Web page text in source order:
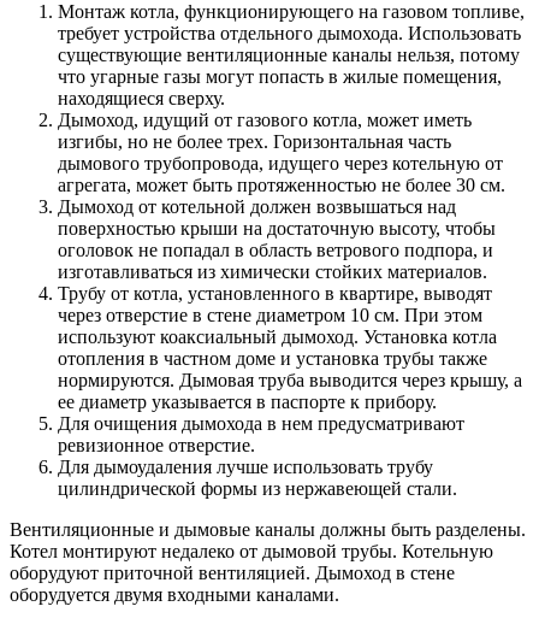
Монтаж котла, функционирующего на газовом топливе,
требует устройства отдельного дымохода. Использовать
существующие вентиляционные каналы нельзя, потому
что угарные газы могут попасть в жилые помещения,
находящиеся сверху.
Дымоход, идущий от газового котла, может иметь
изгибы, но не более трех. Горизонтальная часть
дымового трубопровода, идущего через котельную от
агрегата, может быть протяженностью не более 30 см.
Дымоход от котельной должен возвышаться над
поверхностью крыши на достаточную высоту, чтобы
оголовок не попадал в область ветрового подпора, и
изготавливаться из химически стойких материалов.
Трубу от котла, установленного в квартире, выводят
через отверстие в стене диаметром 10 см. При этом
используют коаксиальный дымоход. Установка котла
отопления в частном доме и установка трубы также
нормируются. Дымовая труба выводится через крышу, а
ее диаметр указывается в паспорте к прибору.
Для очищения дымохода в нем предусматривают
ревизионное отверстие.
Для дымоудаления лучше использовать трубу
цилиндрической формы из нержавеющей стали.
Вентиляционные и дымовые каналы должны быть разделены.
Котел монтируют недалеко от дымовой трубы. Котельную
оборудуют приточной вентиляцией. Дымоход в стене
оборудуется двумя входными каналами.